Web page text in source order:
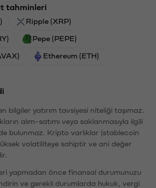
tahminleri
Ripple (XRP)
Pepe (PEPE)
Ethereum (ETH)
bilgiler yatırım tavsiyesi niteliği taşımaz.
alım-satımı veya saklanmasıyla ilgili
bulunmaz. Kripto varlıklar (stablecoin
volatiliteye sahiptir ve ani değer
yapmadan önce finansal durumunuzu
ve gerekli durumlarda hukuk, vergi